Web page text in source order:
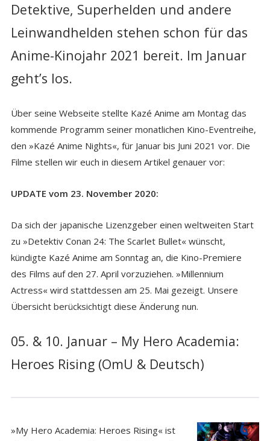
Detektive, Superhelden und andere
Leinwandhelden stehen schon fürdas
Anime-Kinojahr 2021 bereit. Im Januar
geht’s los.
Über seine Webseite stellte Kazé Anime am Montag das
kommende Programm seiner monatlichen Kino-Eventreihe,
den »Kazé Anime Nights«, für Januar bis Juni 2021 vor. Die
Filme stellen wir euch in diesem Artikel genauer vor:
UPDATE vom 23. November 2020:
Da sich der japanische Lizenzgeber einen weltweiten Start
zu »Detektiv Conan 24: The Scarlet Bullet« wünscht,
kündigte Kazé Anime am Sonntag an, die Kino-Premiere
des Films auf den 27. April vorzuziehen. »Millennium
Actress« wird stattdessen am 25. Mai gezeigt. Unsere
Übersicht berücksichtigt diese Änderung nun.
05. & 10. Januar – My Hero Academia:
Heroes Rising (OmU & Deutsch)
»My Hero Academia: Heroes Rising« ist